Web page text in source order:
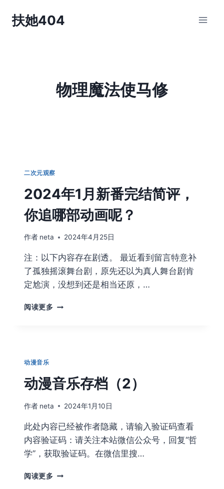
扶她404
物理魔法使马修
二次元观察
2024年1月新番完结简评，
你追哪部动画呢？
作者 neta 2024年4月25日
注：以下内容存在剧透。 最近看到留言特意补
了孤独摇滚舞台剧，原先还以为真人舞台剧肯
定尬演，没想到还是相当还原，…
阅读更多 2024
结
简
你
追
哪
部
动
呢？
动漫音乐
动漫音乐存档（2）
作者 neta 2024年1月10日
此处内容已经被作者隐藏，请输入验证码查看
内容验证码：请关注本站微信公众号，回复“哲
学”，获取验证码。在微信里搜…
阅读更多 动